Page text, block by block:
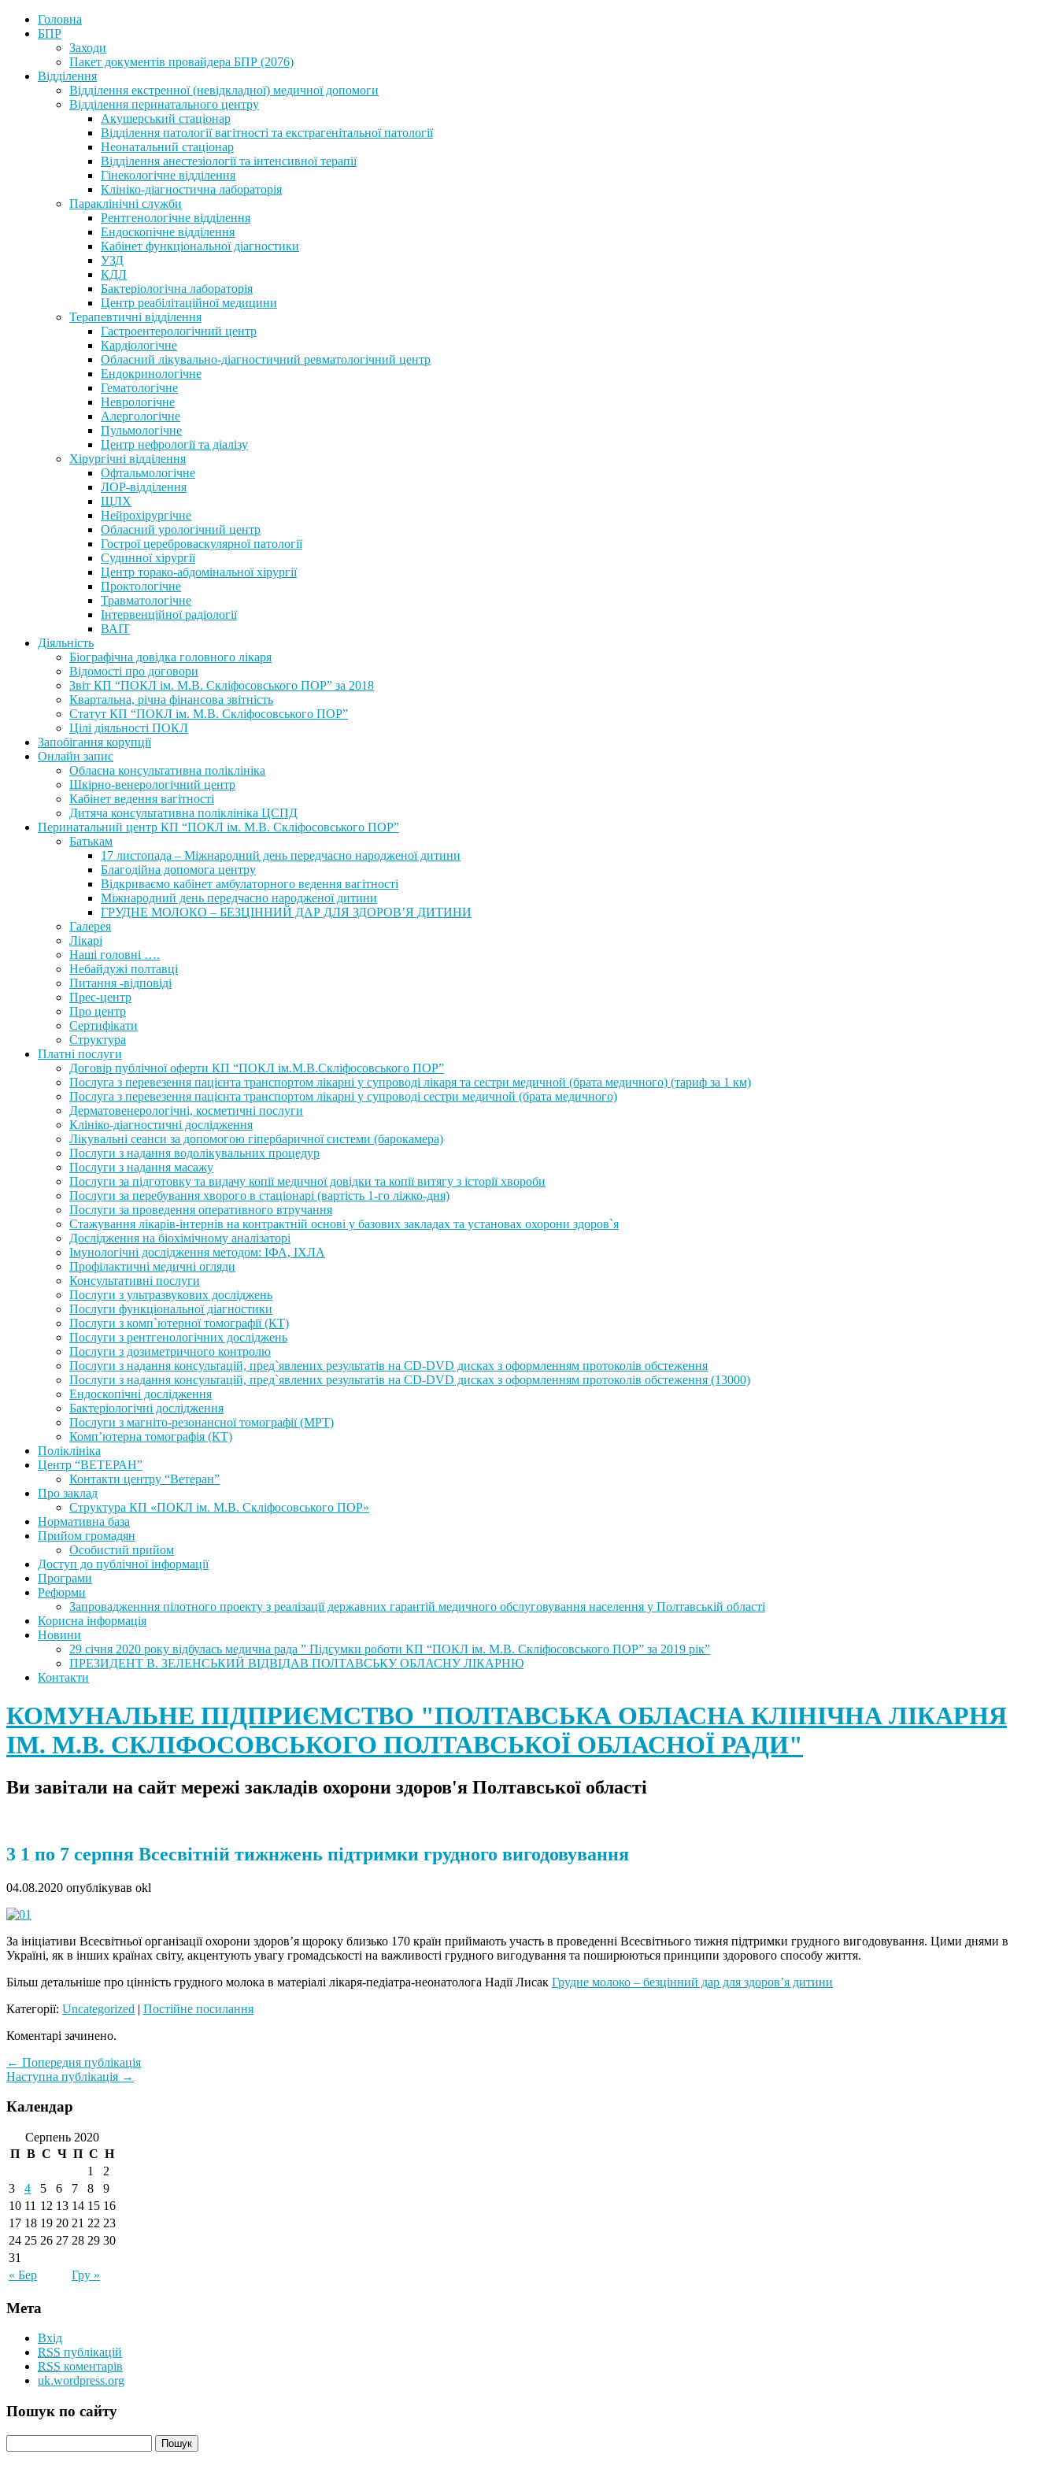
Головна
БПР
Заходи
Пакет документів провайдера БПР (2076)
Відділення
Відділення екстренної (невідкладної) медичної допомоги
Відділення перинатального центру
Акушерський стаціонар
Відділення патології вагітності та екстрагенітальної патології
Неонатальний стаціонар
Відділення анестезіології та інтенсивної терапії
Гінекологічне відділення
Клініко-діагностична лабораторія
Параклінічні служби
Рентгенологічне відділення
Ендоскопічне відділення
Кабінет функціональної діагностики
УЗД
КДЛ
Бактеріологічна лабораторія
Центр реабілітаційної медицини
Терапевтичні відділення
Гастроентерологічний центр
Кардіологічне
Обласний лікувально-діагностичний ревматологічний центр
Ендокринологічне
Гематологічне
Неврологічне
Алергологічне
Пульмологічне
Центр нефрології та діалізу
Хірургічні відділення
Офтальмологічне
ЛОР-відділення
ЩЛХ
Нейрохірургічне
Обласний урологічний центр
Гострої цереброваскулярної патології
Судинної хірургії
Центр торако-абдомінальної хірургії
Проктологічне
Травматологічне
Інтервенційної радіології
ВАІТ
Діяльність
Біографічна довідка головного лікаря
Відомості про договори
Звіт КП “ПОКЛ ім. М.В. Скліфосовського ПОР” за 2018
Квартальна, річна фінансова звітність
Статут КП “ПОКЛ ім. М.В. Скліфосовського ПОР”
Цілі діяльності ПОКЛ
Запобігання корупції
Онлайн запис
Обласна консультативна поліклініка
Шкірно-венерологічний центр
Кабінет ведення вагітності
Дитяча консультативна поліклініка ЦСПД
Перинатальний центр КП “ПОКЛ ім. М.В. Скліфосовського ПОР”
Батькам
17 листопада – Міжнародний день передчасно народженої дитини
Благодійна допомога центру
Відкриваємо кабінет амбулаторного ведення вагітності
Міжнародний день передчасно народженої дитини
ГРУДНЕ МОЛОКО – БЕЗЦІННИЙ ДАР ДЛЯ ЗДОРОВ’Я ДИТИНИ
Галерея
Лікарі
Наші головні ….
Небайдужі полтавці
Питання -відповіді
Прес-центр
Про центр
Сертифікати
Структура
Платні послуги
Договір публічної оферти КП “ПОКЛ ім.М.В.Скліфосовського ПОР”
Послуга з перевезення пацієнта транспортом лікарні у супроводі лікаря та сестри медичной (брата медичного) (тариф за 1 км)
Послуга з перевезення пацієнта транспортом лікарні у супроводі сестри медичной (брата медичного)
Дерматовенерологічні, косметичні послуги
Клініко-діагностичні дослідження
Лікувальні сеанси за допомогою гіпербаричної системи (барокамера)
Послуги з надання водолікувальних процедур
Послуги з надання масажу
Послуги за підготовку та видачу копії медичної довідки та копії витягу з історії хвороби
Послуги за перебування хворого в стаціонарі (вартість 1-го ліжко-дня)
Послуги за проведення оперативного втручання
Стажування лікарів-інтернів на контрактній основі у базових закладах та установах охорони здоров`я
Дослідження на біохімічному аналізаторі
Імунологічні дослідження методом: ІФА, ІХЛА
Профілактичні медичні огляди
Консультативні послуги
Послуги з ультразвукових досліджень
Послуги функціональної діагностики
Послуги з комп`ютерної томографії (КТ)
Послуги з рентгенологічних досліджень
Послуги з дозиметричного контролю
Послуги з надання консультацій, пред`явлених результатів на CD-DVD дисках з оформленням протоколів обстеження
Послуги з надання консультацій, пред`явлених результатів на CD-DVD дисках з оформленням протоколів обстеження (13000)
Ендоскопічні дослідження
Бактеріологічні дослідження
Послуги з магніто-резонансної томографії (МРТ)
Комп’ютерна томографія (КТ)
Поліклініка
Центр “ВЕТЕРАН”
Контакти центру “Ветеран”
Про заклад
Структура КП «ПОКЛ ім. М.В. Скліфосовського ПОР»
Нормативна база
Прийом громадян
Особистий прийом
Доступ до публічної інформації
Програми
Реформи
Запровадженння пілотного проекту з реалізації державних гарантій медичного обслуговування населення у Полтавській області
Корисна інформація
Новини
29 січня 2020 року відбулась медична рада ” Підсумки роботи КП “ПОКЛ ім. М.В. Скліфосовського ПОР” за 2019 рік”
ПРЕЗИДЕНТ В. ЗЕЛЕНСЬКИЙ ВІДВІДАВ ПОЛТАВСЬКУ ОБЛАСНУ ЛІКАРНЮ
Контакти
КОМУНАЛЬНЕ ПІДПРИЄМСТВО "ПОЛТАВСЬКА ОБЛАСНА КЛІНІЧНА ЛІКАРНЯ
ІМ. М.В. СКЛІФОСОВСЬКОГО ПОЛТАВСЬКОЇ ОБЛАСНОЇ РАДИ"
Ви завітали на сайт мережі закладів охорони здоров'я Полтавської області
3 1 по 7 серпня Всесвітній тижнжень підтримки грудного вигодовування
04.08.2020 опублікував okl
За ініціативи Всесвітньої організації охорони здоров’я щороку близько 170 країн приймають участь в проведенні Всесвітнього тижня підтримки грудного вигодовування. Цими днями в
Україні, як в інших країнах світу, акцентують увагу громадськості на важливості грудного вигодування та поширюються принципи здорового способу життя.
Більш детальніше про цінність грудного молока в матеріалі лікаря-педіатра-неонатолога Надії Лисак Грудне молоко – безцінний дар для здоров’я дитини
Категорії: Uncategorized | Постійне посилання
Коментарі зачинено.
← Попередня публікація
Наступна публікація →
Календар
Серпень 2020
П В С Ч П С Н
« Бер Гру »
1
2
3
4 5 6 7 8
9
10 11 12 13 14 15 16
17 18 19 20 21 22 23
24 25 26 27 28 29 30
31
Мета
Вхід
RSS публікацій
RSS коментарів
uk.wordpress.org
Пошук по сайту